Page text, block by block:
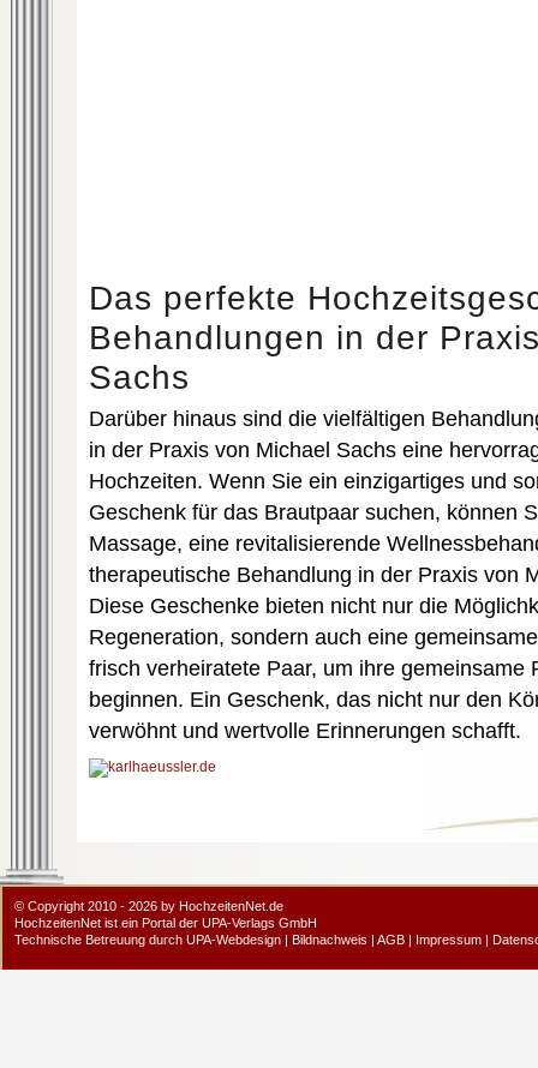
Das perfekte
Behandlungen in der
Sachs
Darüber hinaus sind die vielfältigen
in der Praxis von Michael Sachs eine
Hochzeiten. Wenn Sie ein einzigartiges und
Geschenk für das Brautpaar suchen, können
Massage, eine revitalisierende
therapeutische Behandlung in der Praxis von
Diese Geschenke bieten nicht nur die
Regeneration, sondern auch eine
frisch verheiratete Paar, um ihre gemeinsame
beginnen. Ein Geschenk, das nicht nur den
verwöhnt und wertvolle Erinnerungen schafft.
© Copyright 2010 - 2026 by HochzeitenNet.de
HochzeitenNet ist ein Portal der UPA-Verlags GmbH
Technische Betreuung durch UPA-Webdesign | Bildnachweis | AGB | Impressum |